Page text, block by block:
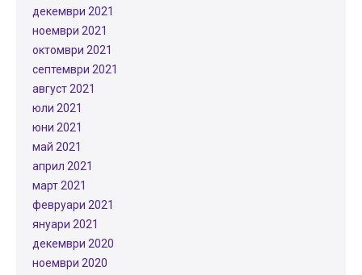
декември 2021
ноември 2021
октомври 2021
септември 2021
август 2021
юли 2021
юни 2021
май 2021
април 2021
март 2021
февруари 2021
януари 2021
декември 2020
ноември 2020